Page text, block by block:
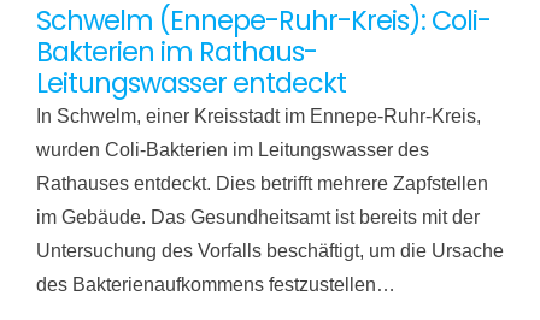
Schwelm (Ennepe-Ruhr-Kreis): Coli-
Bakterien im Rathaus-
Leitungswasser entdeckt
In Schwelm, einer Kreisstadt im Ennepe-Ruhr-Kreis,
wurden Coli-Bakterien im Leitungswasser des
Rathauses entdeckt. Dies betrifft mehrere Zapfstellen
im Gebäude. Das Gesundheitsamt ist bereits mit der
Untersuchung des Vorfalls beschäftigt, um die Ursache
des Bakterienaufkommens festzustellen…